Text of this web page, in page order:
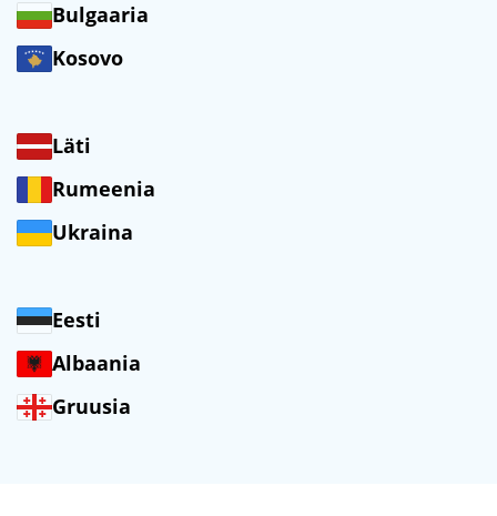
Bulgaaria
Kosovo
Läti
Rumeenia
Ukraina
Eesti
Albaania
Gruusia